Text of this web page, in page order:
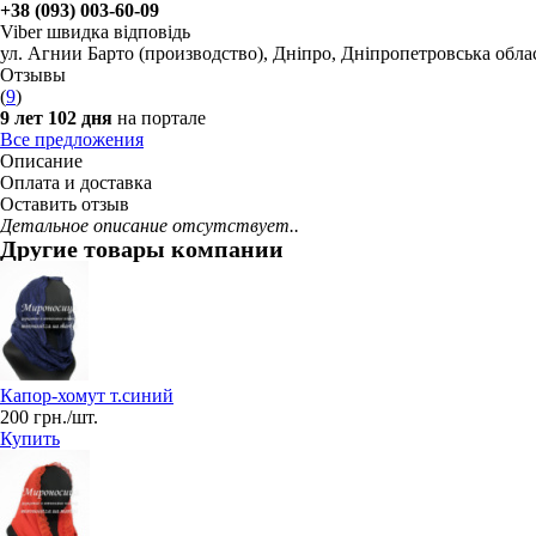
+38 (093) 003-60-09
Viber швидка відповідь
ул. Агнии Барто (производство), Дніпро, Дніпропетровська
Отзывы
(9)
9 лет 102 дня на портале
Все предложения
Описание
Оплата и доставка
Оставить отзыв
Детальное описание отсутствует..
Другие товары компании
Капор-хомут т.синий
200 грн./шт.
Купить